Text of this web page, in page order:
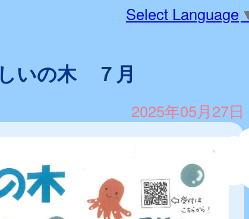
Select Language
しいの木 ７月
2025年05月27日